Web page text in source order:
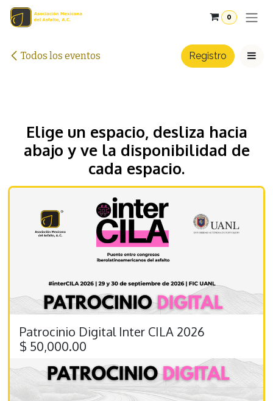
Ir al contenido
0
Todos los eventos Registro
Elige un espacio, desliza hacia
abajo y ve la disponibilidad de
cada espacio.
Patrocinio Digital Inter CILA 2026
$ 50,000.00